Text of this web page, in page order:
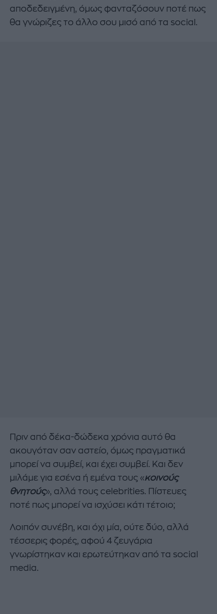
αποδεδειγμένη, όμως φανταζόσουν ποτέ πως
θα γνώριζες το άλλο σου μισό από τα social.
Πριν από δέκα-δώδεκα χρόνια αυτό θα
ακουγόταν σαν αστείο, όμως πραγματικά
μπορεί να συμβεί, και έχει συμβεί. Και δεν
μιλάμε για εσένα ή εμένα τους «κοινούς
θνητούς», αλλά τους celebrities. Πίστευες
ποτέ πως μπορεί να ισχύσει κάτι τέτοιο;
Λοιπόν συνέβη, και όχι μία, ούτε δύο, αλλά
τέσσερις φορές, αφού 4 ζευγάρια
γνωρίστηκαν και ερωτεύτηκαν από τα social
media.